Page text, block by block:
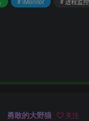
勇敢的大野狼 关注